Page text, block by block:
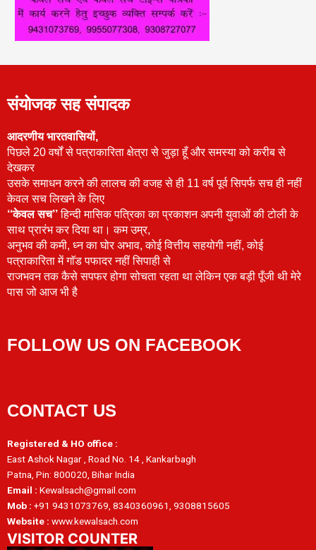
संयोजक सह संपादक
आदरणीय भारतवासियों,
पिछले 20 वर्षों से पत्राकारिता क्षेत्रा से जुड़ा हूँ और समस्या को करीब से
देखकर
उसके समाधन करने की लालच की वजह से ही 11 वर्ष पूर्व सिपर्फ सच ही नहीं
केवल सच लिखने के लिए
‘‘केवल सच’’हिन्दी मासिक पत्रिका का प्रकाशन अपनी युवाओं की टोली के
साथ प्रारंभ कर दिया था। कम उम्र,
अनुभव की कमी, ध्न का घोर अभाव, कोई वित्तीय सहयोगी नहीं, कोई
पत्राकारिता में गाॅड पफादर नहीं सिपाही से
राजभवन तक कैसे सपफर होगा सोचता रहता था लेकिन एक बड़ी पूँजी थी मेरे
पास जो आज भी है
FOLLOW US ON FACEBOOK
CONTACT US
Registered & HO office :
East Ashok Nagar , Road No. 14 , Kankarbagh
Patna, Pin: 800020, Bihar India
Email : Kewalsach@gmail.com
Mob : +91 9431073769, 8340360961, 9308815605
Website : www.kewalsach.com
VISITOR COUNTER